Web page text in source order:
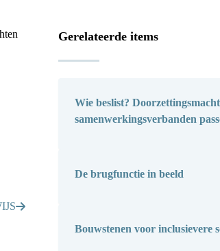
Gerelateerde items
Wie beslist?
samenwerkingsverbanden
De brugfunctie in beeld
Bouwstenen voor inclusievere